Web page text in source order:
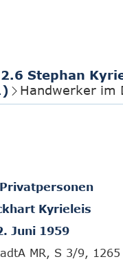
2.6 Stephan
Handwerker im
Kyrieleis
Juni 1959
MR, S 3/9, 1265